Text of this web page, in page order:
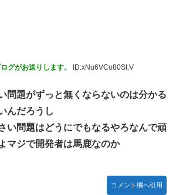
ン運営記183-雑談所ネタ118 懺悔小ネタ
真似だったのか…」 日本の普通のテレビ
の中国人「補償も見舞いもない」中国ネッ
ろ」
の超美人容疑者が、整形か否か判定し
ちらw w w w w w w w w w
キロゼ、映画をきっかけに「ちいかわ」に
ム4 新品が2999円に…
則だろ…」 世界の『日本びいき』にヨー
い熊本被災者に左派が我慢ならなくなった
しむ被災者に対して……
侵攻できたとして、食糧どうすんだよ」大
陸軍「え？」
グラー4KT（北電子）」「Lライザのアト
グがお送りします。 ID:xNu6VCo80St.V
問題がずっと無くならないのは分かる
んだろうし
い問題はどうにでもなるやろなんで頑
マジで開発者は馬鹿なのか
コメント欄へ引用